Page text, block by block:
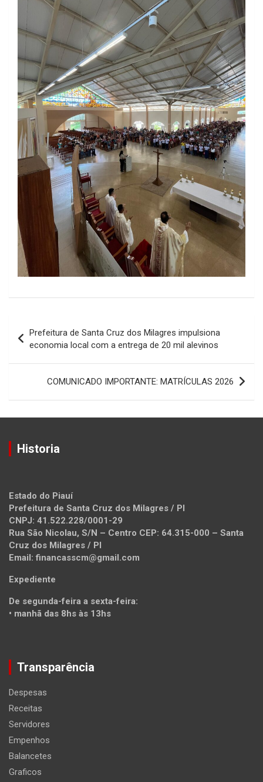
de
Post
Prefeitura de Santa Cruz dos Milagres impulsiona
economia local com a entrega de 20 mil alevinos
COMUNICADO IMPORTANTE: MATRÍCULAS 2026
Historia
Estado do Piauí
Prefeitura de Santa Cruz dos Milagres / PI
CNPJ: 41.522.228/0001-29
Rua São Nicolau, S/N – Centro CEP: 64.315-000 – Santa
Cruz dos Milagres / PI
Email: financasscm@gmail.com
Expediente
De segunda-feira a sexta-feira:
• manhã das 8hs às 13hs
Transparência
Despesas
Receitas
Servidores
Empenhos
Balancetes
Graficos